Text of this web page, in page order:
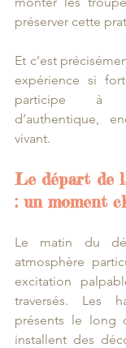
préserver cette
Et c’est
expérience si
participe à
d’authentique,
vivant.
Le départ de
: un moment
Le matin du
atmosphère
excitation
traversés. Les
présents le long
installent des